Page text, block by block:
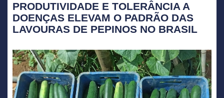
PRODUTIVIDADE E TOLERÂNCIA A
DOENÇAS ELEVAM O PADRÃO DAS
LAVOURAS DE PEPINOS NO BRASIL